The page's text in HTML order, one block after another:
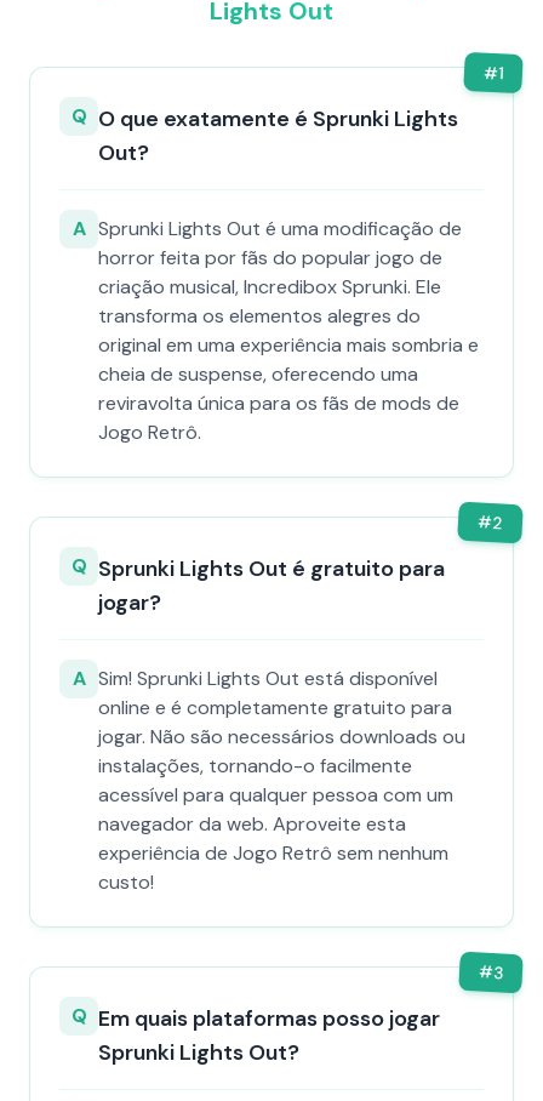
Lights Out
#1
Q O que exatamente é Sprunki Lights
Out?
A Sprunki Lights Out é uma modificação de
horror feita por fãs do popular jogo de
criação musical, Incredibox Sprunki. Ele
transforma os elementos alegres do
original em uma experiência mais sombria e
cheia de suspense, oferecendo uma
reviravolta única para os fãs de mods de
Jogo Retrô.
#2
Q Sprunki Lights Out é gratuito para
jogar?
A Sim! Sprunki Lights Out está disponível
online e é completamente gratuito para
jogar. Não são necessários downloads ou
instalações, tornando-o facilmente
acessível para qualquer pessoa com um
navegador da web. Aproveite esta
experiência de Jogo Retrô sem nenhum
custo!
#3
Q Em quais plataformas posso jogar
Sprunki Lights Out?